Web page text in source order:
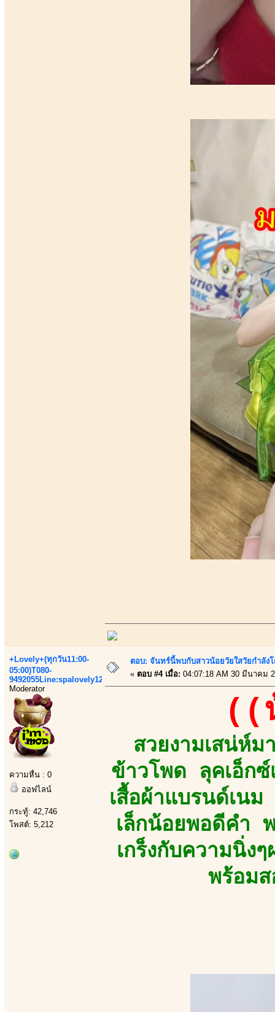
+Lovely+(ทุกวัน11:00-
05:00)T080-
9492055Line:spalovely123
Moderator
ความหื่น : 0
ออฟไลน์
กระทู้: 42,746
โพสต์: 5,212
ตอบ: จันทร์นี้พบกับสาวน้อยวัยใสวัยกำลัง
« ตอบ #4 เมื่อ: 04:07:18 AM 30 มีนาคม
((
สวยงามเสน่ห์ม
ข้าวโพด ลุคเอ็ก
เสื้อผ้าแบรนด์เน
เล็กน้อยพอดีคำ
เกร็งกับความนิ่ง
พร้อม